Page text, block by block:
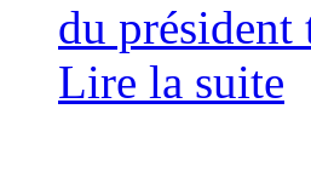
du président
Lire la suite